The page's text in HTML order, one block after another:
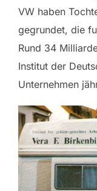
VW haben
gegrundet, die
Rund 34
Institut der
Unternehmen